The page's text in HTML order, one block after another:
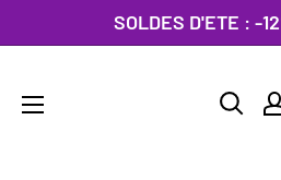
au
SOLDES D'ETE : -